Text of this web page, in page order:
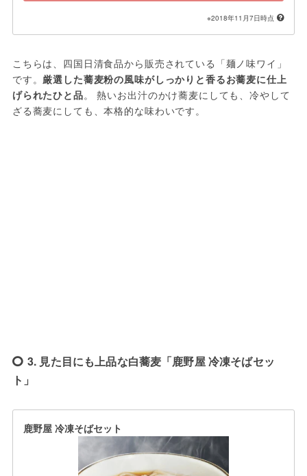
※2018年11月7日時点
こちらは、四国日清食品から販売されている「麺ノ味ワイ」
です。 厳選した蕎麦粉の風味がしっかりと香るお蕎麦に仕上
げられたひと品。 熱いお出汁のかけ蕎麦にしても、冷やして
ざる蕎麦にしても、本格的な味わいです。
3. 見た目にも上品な白蕎麦「鹿野屋 冷凍そばセッ
ト」
鹿野屋 冷凍そばセット